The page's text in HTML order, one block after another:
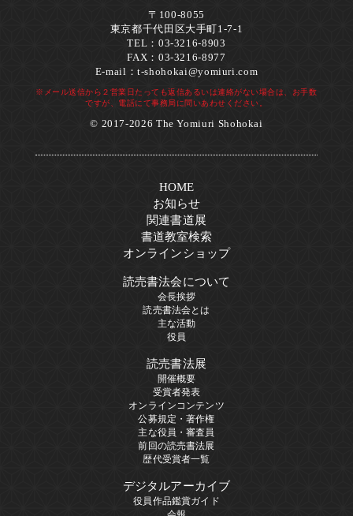
〒100-8055
東京都千代田区大手町1-7-1
TEL：03-3216-8903
FAX：03-3216-8977
E-mail：t-shohokai@yomiuri.com
※メール送信から２営業日たっても返信あるいは連絡がない場合は、お手数
ですが、電話にて事務局に問いあわせください。
© 2017-2026 The Yomiuri Shohokai
HOME
お知らせ
関連書道展
書道教室検索
オンラインショップ
読売書法会について
会長挨拶
読売書法会とは
主な活動
役員
読売書法展
開催概要
受賞者発表
オンラインコンテンツ
公募規定・著作権
主な役員・審査員
前回の読売書法展
歴代受賞者一覧
デジタルアーカイブ
役員作品鑑賞ガイド